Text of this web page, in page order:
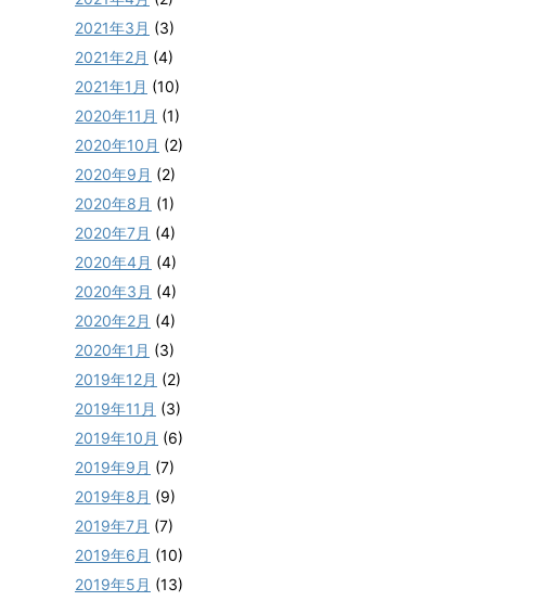
2021年3月 (3)
2021年2月 (4)
2021年1月 (10)
2020年11月 (1)
2020年10月 (2)
2020年9月 (2)
2020年8月 (1)
2020年7月 (4)
2020年4月 (4)
2020年3月 (4)
2020年2月 (4)
2020年1月 (3)
2019年12月 (2)
2019年11月 (3)
2019年10月 (6)
2019年9月 (7)
2019年8月 (9)
2019年7月 (7)
2019年6月 (10)
2019年5月 (13)